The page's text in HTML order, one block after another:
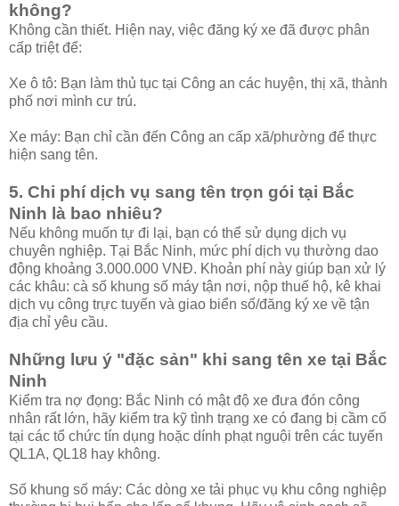
không?
Không cần thiết. Hiện nay, việc đăng ký xe đã được phân
cấp triệt để:
Xe ô tô: Bạn làm thủ tục tại Công an các huyện, thị xã, thành
phố nơi mình cư trú.
Xe máy: Bạn chỉ cần đến Công an cấp xã/phường để thực
hiện sang tên.
5. Chi phí dịch vụ sang tên trọn gói tại Bắc
Ninh là bao nhiêu?
Nếu không muốn tự đi lại, bạn có thể sử dụng dịch vụ
chuyên nghiệp. Tại Bắc Ninh, mức phí dịch vụ thường dao
động khoảng 3.000.000 VNĐ. Khoản phí này giúp bạn xử lý
các khâu: cà số khung số máy tận nơi, nộp thuế hộ, kê khai
dịch vụ công trực tuyến và giao biển số/đăng ký xe về tận
địa chỉ yêu cầu.
Những lưu ý "đặc sản" khi sang tên xe tại Bắc
Ninh
Kiểm tra nợ đọng: Bắc Ninh có mật độ xe đưa đón công
nhân rất lớn, hãy kiểm tra kỹ tình trạng xe có đang bị cầm cố
tại các tổ chức tín dụng hoặc dính phạt nguội trên các tuyến
QL1A, QL18 hay không.
Số khung số máy: Các dòng xe tải phục vụ khu công nghiệp